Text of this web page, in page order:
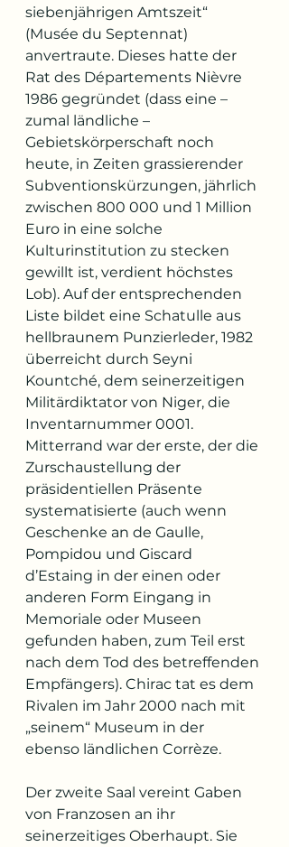
siebenjährigen Amtszeit“
(Musée du Septennat)
anvertraute. Dieses hatte der
Rat des Départements Nièvre
1986 gegründet (dass eine –
zumal ländliche –
Gebietskörperschaft noch
heute, in Zeiten grassierender
Subventionskürzungen, jährlich
zwischen 800 000 und 1 Million
Euro in eine solche
Kulturinstitution zu stecken
gewillt ist, verdient höchstes
Lob). Auf der entsprechenden
Liste bildet eine Schatulle aus
hellbraunem Punzierleder, 1982
überreicht durch Seyni
Kountché, dem seinerzeitigen
Militärdiktator von Niger, die
Inventarnummer 0001.
Mitterrand war der erste, der die
Zurschaustellung der
präsidentiellen Präsente
systematisierte (auch wenn
Geschenke an de Gaulle,
Pompidou und Giscard
d’Estaing in der einen oder
anderen Form Eingang in
Memoriale oder Museen
gefunden haben, zum Teil erst
nach dem Tod des betreffenden
Empfängers). Chirac tat es dem
Rivalen im Jahr 2000 nach mit
„seinem“ Museum in der
ebenso ländlichen Corrèze.
Der zweite Saal vereint Gaben
von Franzosen an ihr
seinerzeitiges Oberhaupt. Sie